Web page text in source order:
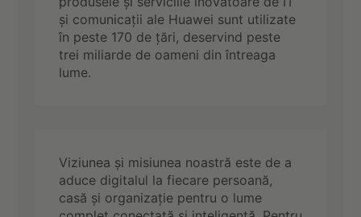
și comunicații ale Huawei sunt utilizate
în peste 170 de țări, deservind peste
trei miliarde de oameni din întreaga
lume.
Viziunea și misiunea noastră este de a
aduce digitalul la fiecare persoană,
casă și organizație pentru o lume